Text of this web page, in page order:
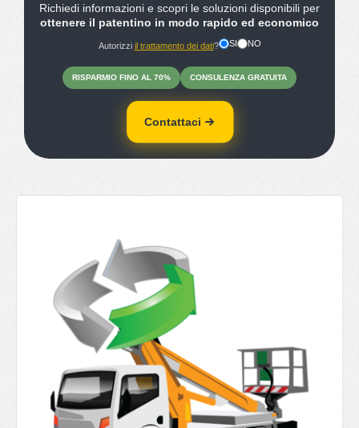
Richiedi informazioni e scopri le soluzioni disponibili per
ottenere il patentino in modo rapido ed economico
Autorizzi il trattamento dei dati? SI NO
RISPARMIO FINO AL 70% CONSULENZA GRATUITA
Contattaci